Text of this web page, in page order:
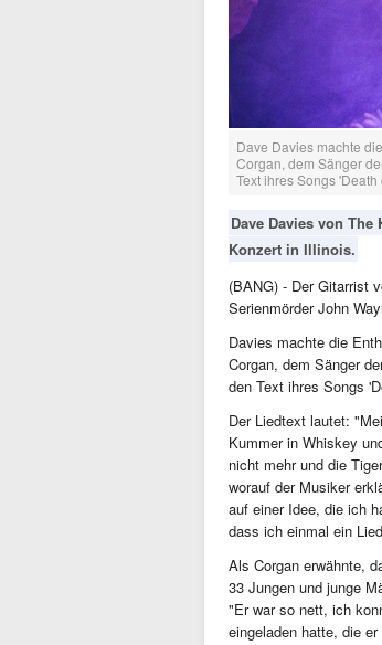
Dave Davies machte
Corgan, dem Sänger
Text ihres Songs
Dave Davies von
Konzert in Illinois.
(BANG) - Der Gitarrist
Serienmörder John
Davies machte die
Corgan, dem Sänger
den Text ihres Songs
Der Liedtext lautet:
Kummer in Whiskey
nicht mehr und die
worauf der Musiker
auf einer Idee, die ich
dass ich einmal ein
Als Corgan erwähnte,
33 Jungen und junge
"Er war so nett, ich
eingeladen hatte, die